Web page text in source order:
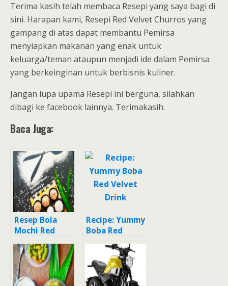
Terima kasih telah membaca Resepi yang saya bagi di
sini. Harapan kami, Resepi Red Velvet Churros yang
gampang di atas dapat membantu Pemirsa
menyiapkan makanan yang enak untuk
keluarga/teman ataupun menjadi ide dalam Pemirsa
yang berkeinginan untuk berbisnis kuliner.
Jangan lupa upama Resepi ini berguna, silahkan
dibagi ke facebook lainnya. Terimakasih.
Baca Juga:
Resep Bola
Mochi Red
Velvet Kacang
Ijo ala bunda
Pure’s
Recipe: Yummy
Boba Red
Velvet Drink